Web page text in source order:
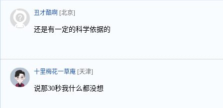
丑才酷啊 [北京]
还是有一定的科学依据的
十里梅花一草庵 [天津]
说那30秒我什么都没想